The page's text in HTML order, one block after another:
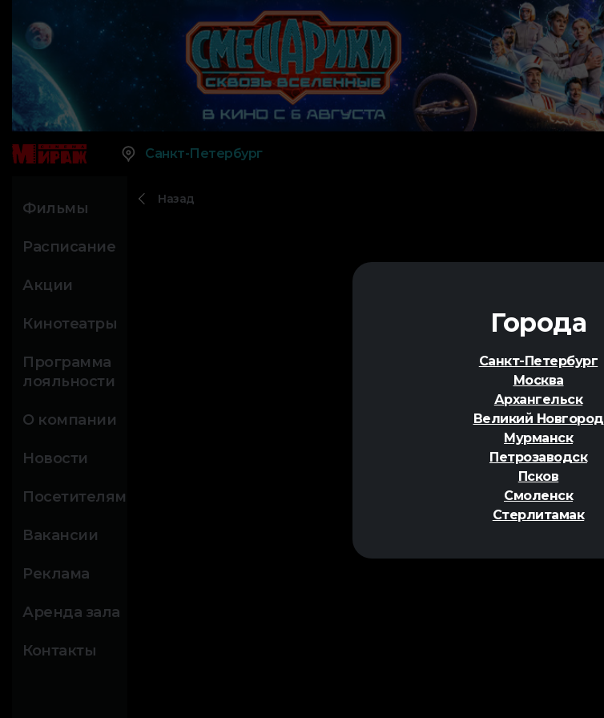
Города
Санкт-Петербург
Москва
Архангельск
Великий Новгород
Мурманск
Петрозаводск
Псков
Смоленск
Стерлитамак
Санкт-Петербург
Фильмы
Расписание
Акции
Кинотеатры
Программа
лояльности
О компании
Новости
Посетителям
Вакансии
Реклама
Аренда зала
Контакты
Назад